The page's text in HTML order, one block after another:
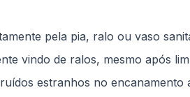
pela pia, ralo ou vaso
vindo de ralos, mesmo após
estranhos no encanamento